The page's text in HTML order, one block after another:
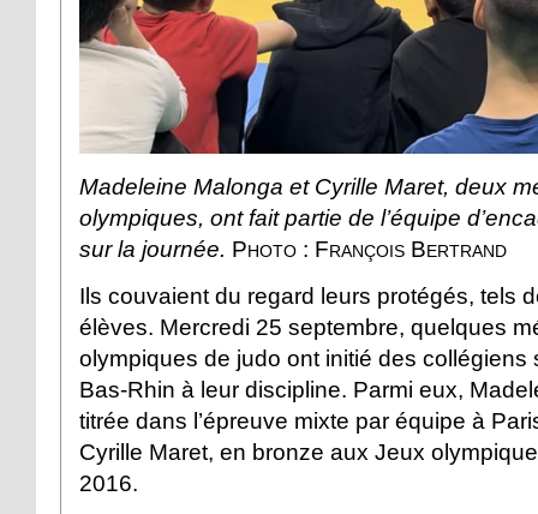
Madeleine Malonga et Cyrille Maret, deux
olympiques, ont fait partie de l’équipe
sur la journée. Photo : François Bertrand
Ils couvaient du regard leurs protégés, tels
élèves. Mercredi 25 septembre, quelques
olympiques de judo ont initié des collégiens
Bas-Rhin à leur discipline. Parmi eux,
titrée dans l’épreuve mixte par équipe à
Cyrille Maret, en bronze aux Jeux
2016.